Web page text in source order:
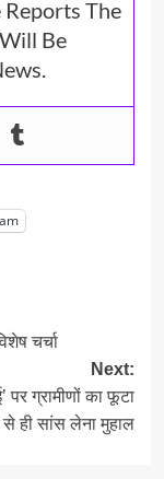
The
Be
चर्चा
Next:
पर ग्रामीणों का फूटा
ही सांस लेना मुहाल